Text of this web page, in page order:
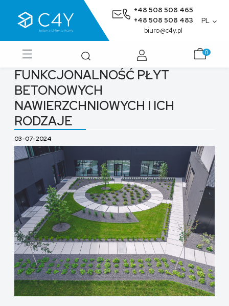
+48 508 508 465
+48 508 508 483
biuro@c4y.pl
PL
FUNKCJONALNOŚĆ PŁYT
BETONOWYCH
NAWIERZCHNIOWYCH I ICH
RODZAJE
03-07-2024